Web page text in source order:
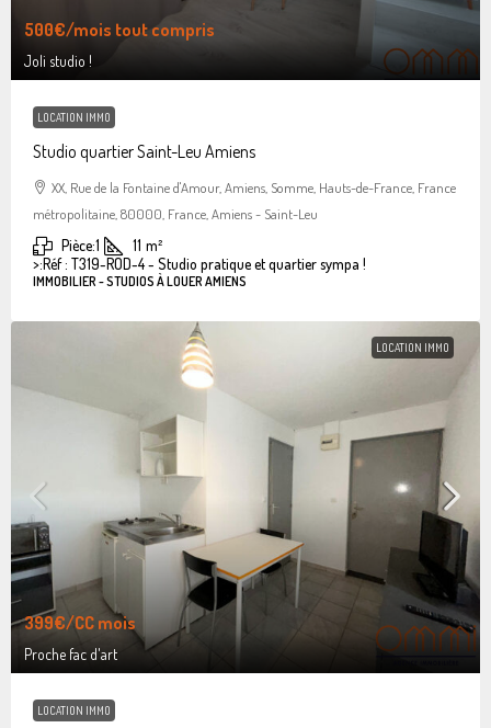
500€/mois tout compris
Joli studio !
LOCATION IMMO
Studio quartier Saint-Leu Amiens
XX, Rue de la Fontaine d'Amour, Amiens, Somme, Hauts-de-France, France
métropolitaine, 80000, France, Amiens - Saint-Leu
Pièce:1 11 m²
>:Réf : T319-ROD-4 - Studio pratique et quartier sympa !
IMMOBILIER - STUDIOS À LOUER AMIENS
LOCATION IMMO
399€/CC mois
Proche fac d'art
LOCATION IMMO